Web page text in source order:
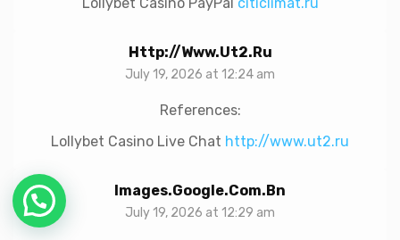
Http://www.ut2.ru
July 19, 2026 at 12:24 am
References:
Lollybet Casino Live Chat http://www.ut2.ru
Images.google.com.bn
July 19, 2026 at 12:29 am
Chat with Us!